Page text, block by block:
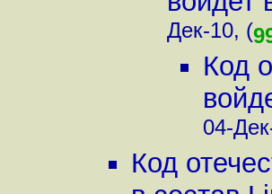
Дек-10, (
Код
04-
Код